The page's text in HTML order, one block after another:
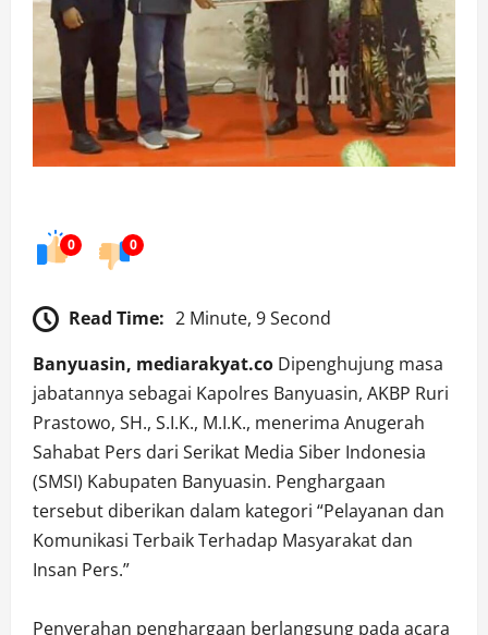
0 0
Read Time: 2 Minute, 9 Second
Banyuasin, mediarakyat.co Dipenghujung masa
jabatannya sebagai Kapolres Banyuasin, AKBP Ruri
Prastowo, SH., S.I.K., M.I.K., menerima Anugerah
Sahabat Pers dari Serikat Media Siber Indonesia
(SMSI) Kabupaten Banyuasin. Penghargaan
tersebut diberikan dalam kategori “Pelayanan dan
Komunikasi Terbaik Terhadap Masyarakat dan
Insan Pers.”
Penyerahan penghargaan berlangsung pada acara